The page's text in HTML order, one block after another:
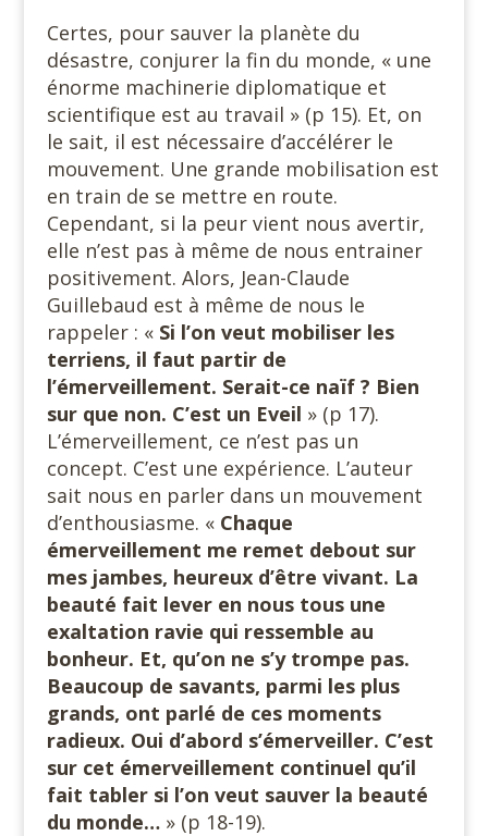
Certes, pour sauver la planète du
désastre, conjurer la fin du monde, « une
énorme machinerie diplomatique et
scientifique est au travail » (p 15). Et, on
le sait, il est nécessaire d’accélérer le
mouvement. Une grande mobilisation est
en train de se mettre en route.
Cependant, si la peur vient nous avertir,
elle n’est pas à même de nous entrainer
positivement. Alors, Jean-Claude
Guillebaud est à même de nous le
rappeler : « Si l’on veut mobiliser les
terriens, il faut partir de
l’émerveillement. Serait-ce naïf ? Bien
sur que non. C’est un Eveil » (p 17).
L’émerveillement, ce n’est pas un
concept. C’est une expérience. L’auteur
sait nous en parler dans un mouvement
d’enthousiasme. « Chaque
émerveillement me remet debout sur
mes jambes, heureux d’être vivant. La
beauté fait lever en nous tous une
exaltation ravie qui ressemble au
bonheur. Et, qu’on ne s’y trompe pas.
Beaucoup de savants, parmi les plus
grands, ont parlé de ces moments
radieux. Oui d’abord s’émerveiller. C’est
sur cet émerveillement continuel qu’il
fait tabler si l’on veut sauver la beauté
du monde…» (p 18-19).